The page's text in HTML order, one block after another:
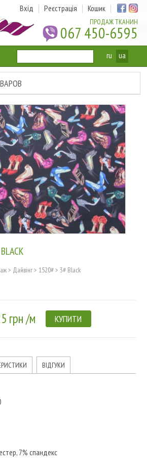
ПРОДАЖ ТКАНИН
067 450-6595
Вхід Реєстрація Кошик
ru ua
> Дайвінг> 1520#> 3# Black
грн /м КУПИТИ
ВІДГУКИ
7% спандекс